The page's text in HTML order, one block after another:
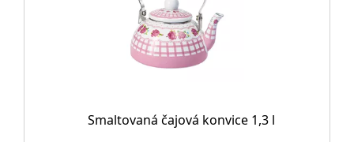
Smaltovaná čajová konvice 1,3 l